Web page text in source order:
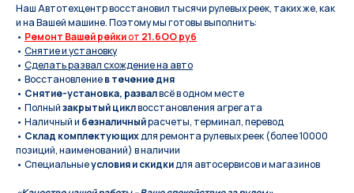
Наш Автотехцентр восстановил тысячи рулевых реек, таких же, как
и на Вашей машине. Поэтому мы готовы выполнить:
• Ремонт Вашей рейкиот 21.6OO руб
• Снятие и установку
• Сделать развал схождение на авто
• Восстановлениев течение дня
• Снятие-установка, развалвсё в одном месте
• Полныйзакрытый циклвосстановления агрегата
• Наличный и безналичныйрасчеты, терминал, перевод
• Склад комплектующихдля ремонта рулевых реек (более 10000
позиций, наименований) в наличии
• Специальныеусловия и скидкидля автосервисов и магазинов